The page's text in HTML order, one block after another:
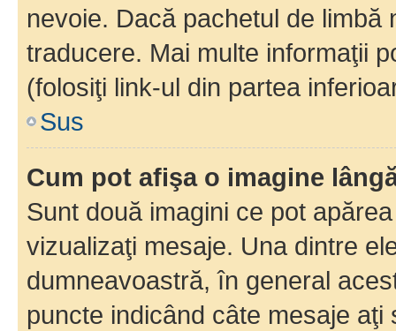
nevoie. Dacă pachetul de
traducere. Mai multe informaţii
(folosiţi link-ul din partea
Sus
Cum pot afişa o imagine
Sunt două imagini ce pot
vizualizaţi mesaje. Una dintre
dumneavoastră, în general
puncte indicând câte mesaje